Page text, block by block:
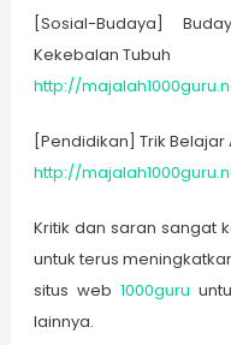
[Sosial-Budaya]
Kekebalan Tubuh
http://
[Pendidikan] Trik Belajar
http://
Kritik dan saran sangat
untuk terus
situs web 1000guru
lainnya.